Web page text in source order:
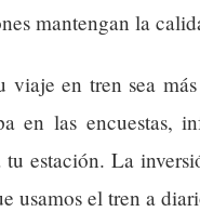
mantengan la
viaje en tren sea
en las encuestas,
estación. La
usamos el tren a